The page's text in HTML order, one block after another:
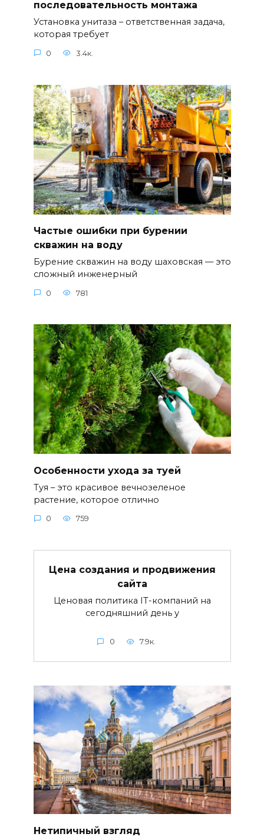
последовательность монтажа
Установка унитаза – ответственная задача,
которая требует
0 3.4к.
Частые ошибки при бурении
скважин на воду
Бурение скважин на воду шаховская — это
сложный инженерный
0 781
Особенности ухода за туей
Туя – это красивое вечнозеленое
растение, которое отлично
0 759
Цена создания и продвижения
сайта
Ценовая политика IT-компаний на
сегодняшний день у
0 7.9к.
Нетипичный взгляд